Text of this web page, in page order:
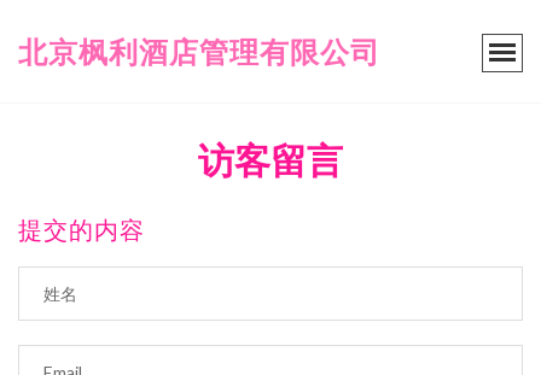
北京枫利酒店管理有限公司
访客留言
提交的内容